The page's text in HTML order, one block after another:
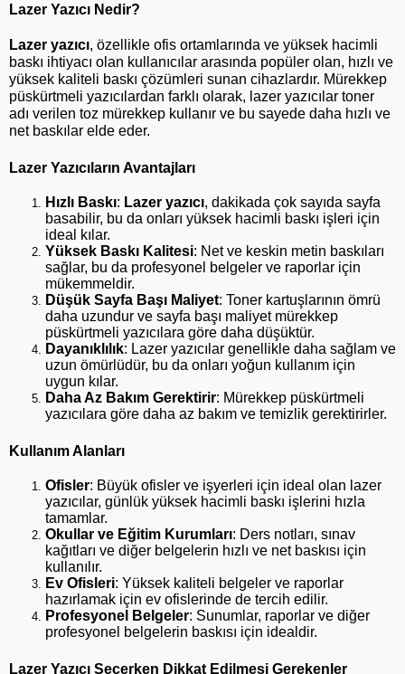
Lazer Yazıcı Nedir?
Lazer yazıcı, özellikle ofis ortamlarında ve yüksek hacimli
baskı ihtiyacı olan kullanıcılar arasında popüler olan, hızlı ve
yüksek kaliteli baskı çözümleri sunan cihazlardır. Mürekkep
püskürtmeli yazıcılardan farklı olarak, lazer yazıcılar toner
adı verilen toz mürekkep kullanır ve bu sayede daha hızlı ve
net baskılar elde eder.
Lazer Yazıcıların Avantajları
Hızlı Baskı: Lazer yazıcı, dakikada çok sayıda sayfa
basabilir, bu da onları yüksek hacimli baskı işleri için
ideal kılar.
Yüksek Baskı Kalitesi: Net ve keskin metin baskıları
sağlar, bu da profesyonel belgeler ve raporlar için
mükemmeldir.
Düşük Sayfa Başı Maliyet: Toner kartuşlarının ömrü
daha uzundur ve sayfa başı maliyet mürekkep
püskürtmeli yazıcılara göre daha düşüktür.
Dayanıklılık: Lazer yazıcılar genellikle daha sağlam ve
uzun ömürlüdür, bu da onları yoğun kullanım için
uygun kılar.
Daha Az Bakım Gerektirir: Mürekkep püskürtmeli
yazıcılara göre daha az bakım ve temizlik gerektirirler.
Kullanım Alanları
Ofisler: Büyük ofisler ve işyerleri için ideal olan lazer
yazıcılar, günlük yüksek hacimli baskı işlerini hızla
tamamlar.
Okullar ve Eğitim Kurumları: Ders notları, sınav
kağıtları ve diğer belgelerin hızlı ve net baskısı için
kullanılır.
Ev Ofisleri: Yüksek kaliteli belgeler ve raporlar
hazırlamak için ev ofislerinde de tercih edilir.
Profesyonel Belgeler: Sunumlar, raporlar ve diğer
profesyonel belgelerin baskısı için idealdir.
Lazer Yazıcı Seçerken Dikkat Edilmesi Gerekenler